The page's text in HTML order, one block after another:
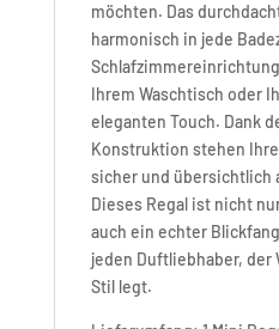
möchten. Das
harmonisch in jede
Ihrem Waschtisch oder
eleganten Touch. Dank
Konstruktion stehen
sicher und übersichtlich
Dieses Regal ist nicht
auch ein echter
jeden Duftliebhaber, der
Stil legt.